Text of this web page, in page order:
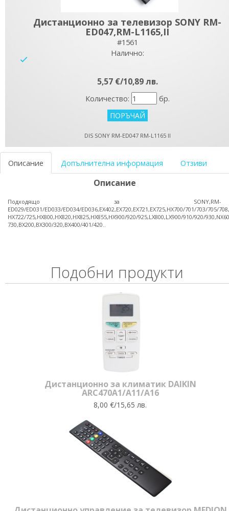
Дистанционно за телевизор SONY RM-
ED047,RM-L1165,II
#1561
Налично:
5,57 €/10,89 лв.
Количество: бр.
DIS SONY RM-ED047 RM-L1165 II
Описание Допълнителна информация Отзиви
Описание
Подходящо за SONY,RM-
ED029/ED031/ED033/ED034/ED036,EX402,EX720,EX721,EX725,HX700/701/703/705/708,
HX722/725,HX800,HX820,HX825,HX855,HX900/920/925,LX800,LX900/910/920/
730,BX200,BX300/320,BX400/401/420..
Подобни продукти
Дистанционно за климатик DAIKIN
ARC470A1/A11/A16
8,00 €/15,65 лв.